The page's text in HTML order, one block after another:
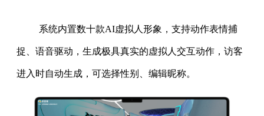
系统内置数十款AI虚拟人形象，支持动作表情捕
捉、语音驱动，生成极具真实的虚拟人交互动作，访客
进入时自动生成，可选择性别、编辑昵称。